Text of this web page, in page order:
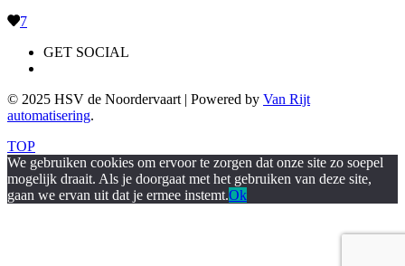
7
GET SOCIAL
© 2025 HSV de Noordervaart | Powered by Van Rijt
automatisering.
TOP
We gebruiken cookies om ervoor te zorgen dat onze site zo soepel
mogelijk draait. Als je doorgaat met het gebruiken van deze site,
gaan we ervan uit dat je ermee instemt.Ok